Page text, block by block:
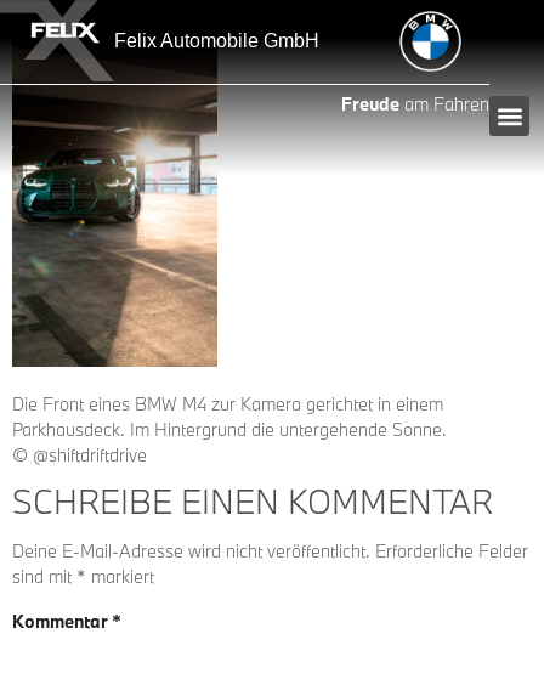
springen
Felix Automobile GmbH
Freudeam Fahren
Die Front eines BMW M4 zur Kamera gerichtet in einem
Parkhausdeck. Im Hintergrund die untergehende Sonne.
© @shiftdriftdrive
SCHREIBE EINEN KOMMENTAR
Deine E-Mail-Adresse wird nicht veröffentlicht. Erforderliche Felder
sind mit * markiert
Kommentar *